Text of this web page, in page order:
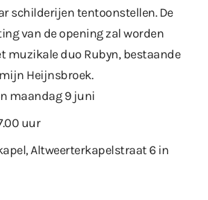
schilderijen tentoonstellen. De
van de opening zal worden
muzikale duo Rubyn, bestaande
Heijnsbroek.
maandag 9 juni
uur
Altweerterkapelstraat 6 in